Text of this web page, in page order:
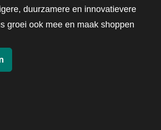
duurzamere en innovatievere
groei ook mee en maak shoppen